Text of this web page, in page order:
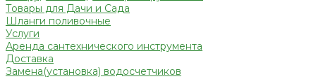
Товары для Дачи и Сада
Шланги поливочные
Услуги
Аренда сантехнического инструмента
Доставка
Замена(установка) водосчетчиков